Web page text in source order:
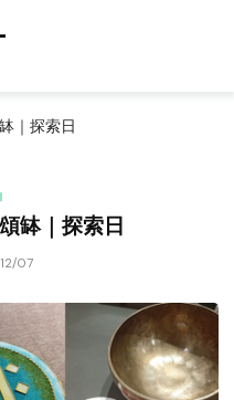
｜探索日
缽｜探索日
07